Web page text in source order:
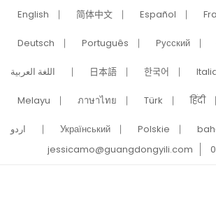
English 简体中文 Español
Deutsch Português Pусский
اللغة العربية 日本語 한국어
Melayu ภาษาไทย Türk हिंदी
اردو Український Polskie
jessicamo@guangdongyili.com